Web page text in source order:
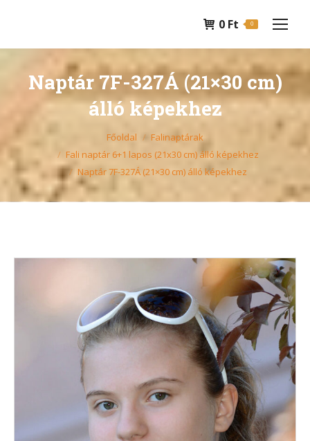
0 Ft 0
Naptár 7F-327Á (21×30 cm)
álló képekhez
Főoldal
Falinaptárak
Fali naptár 6+1 lapos (21x30 cm) álló képekhez
Naptár 7F-327Á (21×30 cm) álló képekhez